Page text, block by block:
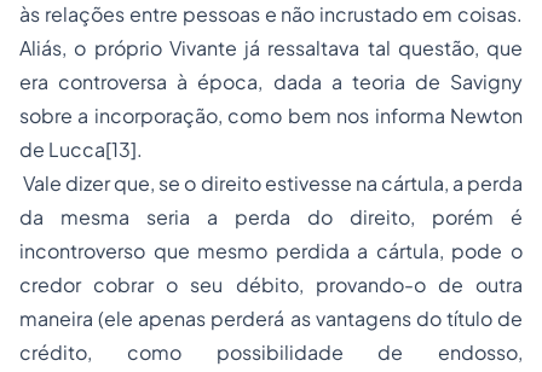
às relações entre pessoas e não incrustado em coisas.
Aliás, o próprio Vivante já ressaltava tal questão, que
era controversa à época, dada a teoria de Savigny
sobre a incorporação, como bem nos informa Newton
de Lucca[13].
Vale dizer que, se o direito estivesse na cártula, a perda
da mesma seria a perda do direito, porém é
incontroverso que mesmo perdida a cártula, pode o
credor cobrar o seu débito, provando-o de outra
maneira (ele apenas perderá as vantagens do título de
crédito, como possibilidade de endosso,